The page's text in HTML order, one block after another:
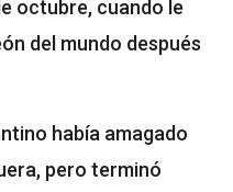
octubre, cuando le
del mundo después
había amagado
pero terminó